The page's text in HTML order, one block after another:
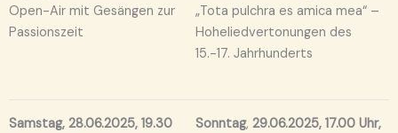
Open-Air mit Gesängen zur
Passionszeit
„Tota pulchra es amica mea“ –
Hoheliedvertonungen des
15.-17. Jahrhunderts
Samstag, 28.06.2025, 19.30
Sonntag, 29.06.2025, 17.00 Uhr,